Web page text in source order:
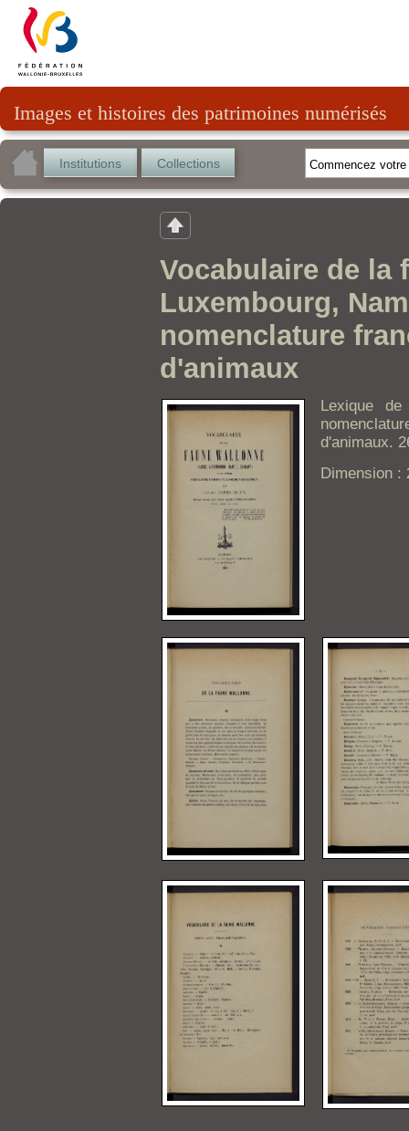
Images et histoires des patrimoines numérisés
Institutions Collections
Vocabulaire de la
Luxembourg,
nomenclature
d'animaux
Lexique
d'animaux.
Dimension :